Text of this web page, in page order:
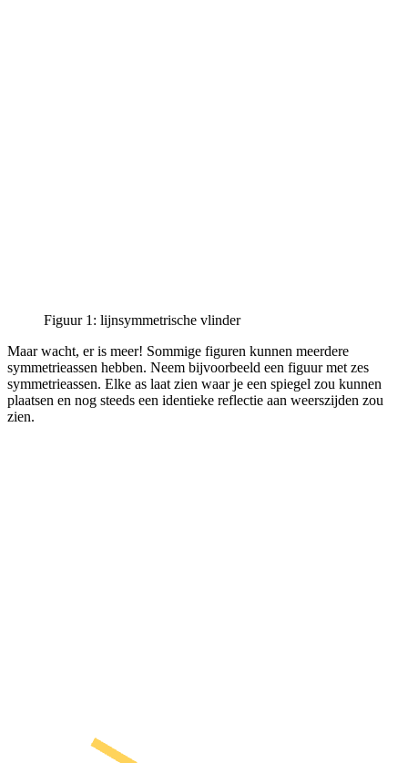
Figuur 1: lijnsymmetrische vlinder
Maar wacht, er is meer! Sommige figuren kunnen meerdere
symmetrieassen hebben. Neem bijvoorbeeld een figuur met zes
symmetrieassen. Elke as laat zien waar je een spiegel zou kunnen
plaatsen en nog steeds een identieke reflectie aan weerszijden zou
zien.